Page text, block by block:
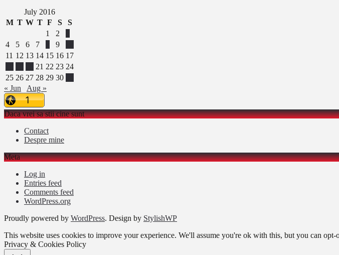
July 2016
M T W T F S
S
1
2
4
5 6 7 9
11 12 13 14 15 16 17
21 22 23 24
25 26 27 28 29 30
« Jun
Aug »
Daca vrei sa stii cine sunt
Contact
Despre mine
Meta
Log in
Entries feed
Comments feed
WordPress.org
Proudly powered by WordPress. Design by StylishWP
This website uses cookies to improve your experience. We'll assume you're ok with this, but you can
Privacy & Cookies Policy